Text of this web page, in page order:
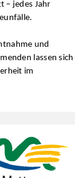
– jedes Jahr
und
lassen sich
im